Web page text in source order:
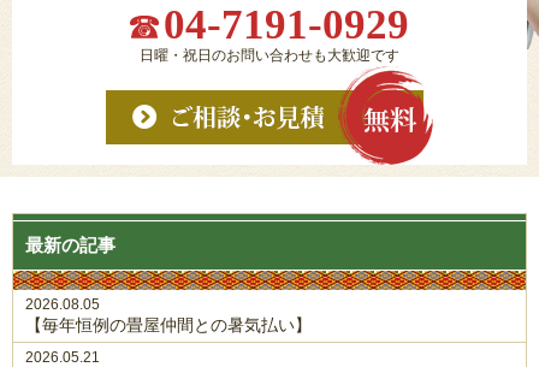
04-7191-0929
日曜・祝日のお問い合わせも大歓迎です
最新の記事
2026.08.05
【毎年恒例の畳屋仲間との暑気払い】
2026.05.21